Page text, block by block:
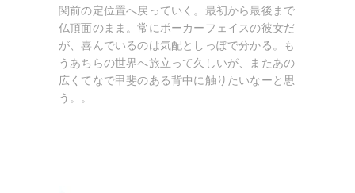
関前の定位置へ戻っていく。最初から最後まで
仏頂面のまま。常にポーカーフェイスの彼女だ
が、喜んでいるのは気配としっぽで分かる。も
うあちらの世界へ旅立って久しいが、またあの
広くてなで甲斐のある背中に触りたいなーと思
う。。